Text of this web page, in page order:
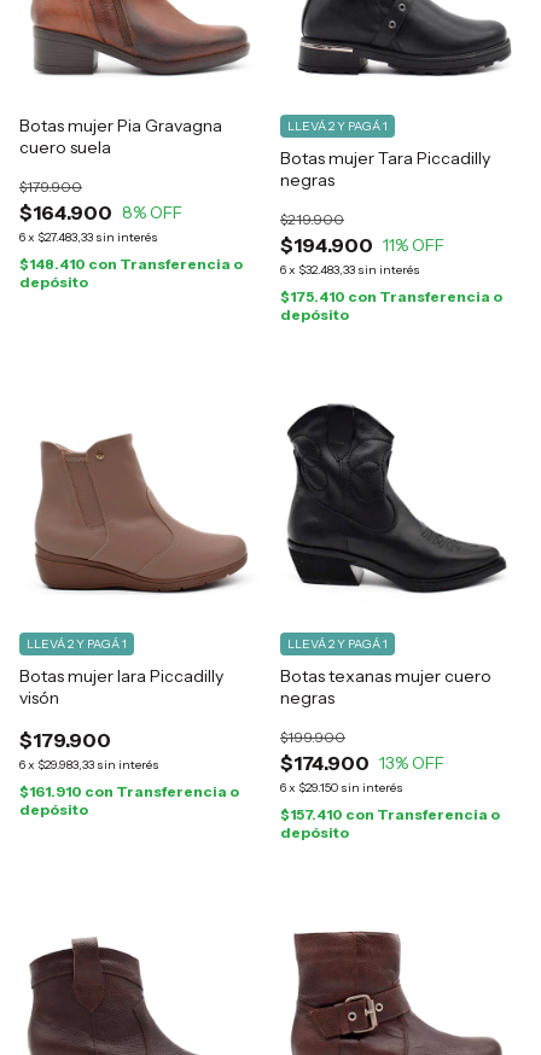
Botas mujer Pia Gravagna
cuero suela
$164.900
$179.900
8% OFF
6x $27.483,33 sin interés
$148.410 con Transferencia o
depósito
Botas mujer Tara Piccadilly
negras
$194.900
$219.900
11% OFF
6x $32.483,33 sin interés
LLEVÁ 2 Y PAGÁ 1
$175.410 con Transferencia o
depósito
Botas mujer Iara Piccadilly
visón
$179.900
6x $29.983,33 sin interés
LLEVÁ 2 Y PAGÁ 1
$161.910 con Transferencia o
depósito
Botas texanas mujer cuero
negras
$174.900
$199.900
13% OFF
6x $29.150 sin interés
LLEVÁ 2 Y PAGÁ 1
$157.410 con Transferencia o
depósito